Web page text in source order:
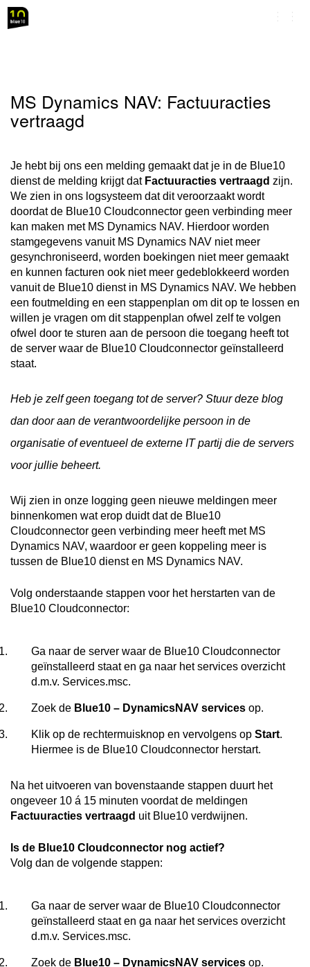
MS Dynamics NAV: Factuuracties
vertraagd
Je hebt bij ons een melding gemaakt dat je in de Blue10
dienst de melding krijgt dat Factuuracties vertraagd zijn.
We zien in ons logsysteem dat dit veroorzaakt wordt
doordat de Blue10 Cloudconnector geen verbinding meer
kan maken met MS Dynamics NAV. Hierdoor worden
stamgegevens vanuit MS Dynamics NAV niet meer
gesynchroniseerd, worden boekingen niet meer gemaakt
en kunnen facturen ook niet meer gedeblokkeerd worden
vanuit de Blue10 dienst in MS Dynamics NAV. We hebben
een foutmelding en een stappenplan om dit op te lossen en
willen je vragen om dit stappenplan ofwel zelf te volgen
ofwel door te sturen aan de persoon die toegang heeft tot
de server waar de Blue10 Cloudconnector geïnstalleerd
staat.
Heb je zelf geen toegang tot de server? Stuur deze blog
dan door aan de verantwoordelijke persoon in de
organisatie of eventueel de externe IT partij die de servers
voor jullie beheert.
Wij zien in onze logging geen nieuwe meldingen meer
binnenkomen wat erop duidt dat de Blue10
Cloudconnector geen verbinding meer heeft met MS
Dynamics NAV, waardoor er geen koppeling meer is
tussen de Blue10 dienst en MS Dynamics NAV.
Volg onderstaande stappen voor het herstarten van de
Blue10 Cloudconnector:
Ga naar de server waar de Blue10 Cloudconnector
geïnstalleerd staat en ga naar het services overzicht
d.m.v. Services.msc.
Zoek de Blue10 – DynamicsNAV services op.
Klik op de rechtermuisknop en vervolgens op Start.
Hiermee is de Blue10 Cloudconnector herstart.
Na het uitvoeren van bovenstaande stappen duurt het
ongeveer 10 á 15 minuten voordat de meldingen
Factuuracties vertraagd uit Blue10 verdwijnen.
Is de Blue10 Cloudconnector nog actief?
Volg dan de volgende stappen:
Ga naar de server waar de Blue10 Cloudconnector
geïnstalleerd staat en ga naar het services overzicht
d.m.v. Services.msc.
Zoek de Blue10 – DynamicsNAV services op.